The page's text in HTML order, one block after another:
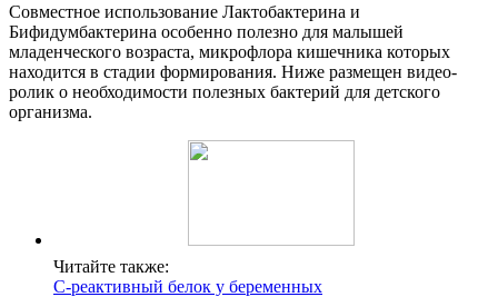
Совместное использование Лактобактерина и
Бифидумбактерина особенно полезно для малышей
младенческого возраста, микрофлора кишечника которых
находится в стадии формирования. Ниже размещен видео-
ролик о необходимости полезных бактерий для детского
организма.
Читайте также:
С-реактивный белок у беременных